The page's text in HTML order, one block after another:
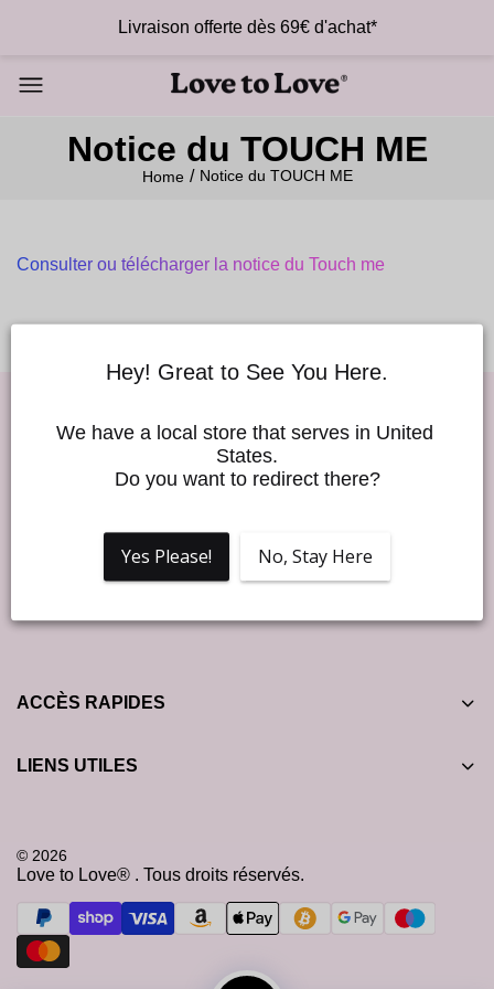
Livraison offerte dès 69€ d'achat*
Notice du TOUCH ME
Home Notice du TOUCH ME
Consulter ou télécharger la notice du Touch me
Good Vibes !
Rejoins notre Love to Love newsletter et profite de 10% de
ACCÈS RAPIDES
LIENS UTILES
© 2026
Love to Love® . Tous droits réservés.
Hey! Great to See You Here.
We have a local store that serves in United
States.
Do you want to redirect there?
Yes Please! No, Stay Here